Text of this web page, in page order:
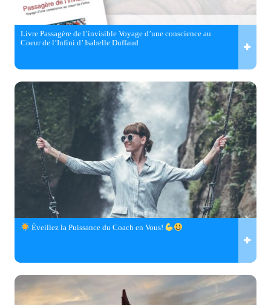
Livre Passagère de l’invisible Voyage d’une conscience au
Coeur de l’Infini d’ Isabelle Duffaud
Éveillez la Puissance du Coach en Vous!